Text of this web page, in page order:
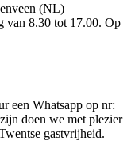
(NL)
van 8.30 tot 17.00. Op
een Whatsapp op nr:
doen we met plezier
gastvrijheid.